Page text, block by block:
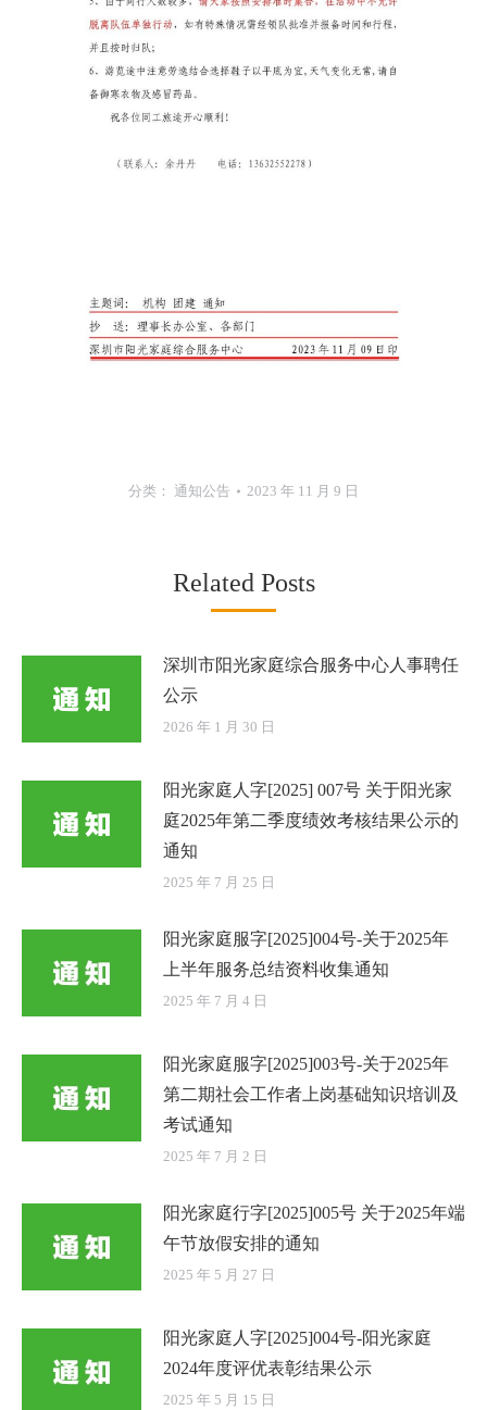
分类： 通知公告 2023 年 11 月 9 日
Related Posts
深圳市阳光家庭综合服务中心人事聘任
公示
2026 年 1 月 30 日
阳光家庭人字[2025] 007号 关于阳光家
庭2025年第二季度绩效考核结果公示的
通知
2025 年 7 月 25 日
阳光家庭服字[2025]004号-关于2025年
上半年服务总结资料收集通知
2025 年 7 月 4 日
阳光家庭服字[2025]003号-关于2025年
第二期社会工作者上岗基础知识培训及
考试通知
2025 年 7 月 2 日
阳光家庭行字[2025]005号 关于2025年端
午节放假安排的通知
2025 年 5 月 27 日
阳光家庭人字[2025]004号-阳光家庭
2024年度评优表彰结果公示
2025 年 5 月 15 日